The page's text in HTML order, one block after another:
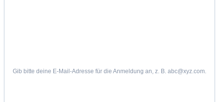
Gib bitte deine E-Mail-Adresse für die Anmeldung an, z. B. abc@xyz.com.